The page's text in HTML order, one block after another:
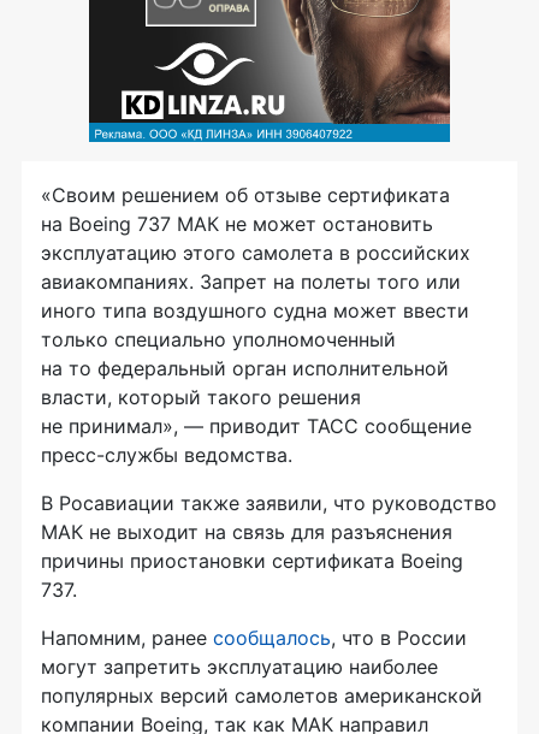
«Своим решением об отзыве сертификата
на Boeing 737 МАК не может остановить
эксплуатацию этого самолета в российских
авиакомпаниях. Запрет на полеты того или
иного типа воздушного судна может ввести
только специально уполномоченный
на то федеральный орган исполнительной
власти, который такого решения
не принимал», — приводит ТАСС сообщение
пресс-службы ведомства.
В Росавиации также заявили, что руководство
МАК не выходит на связь для разъяснения
причины приостановки сертификата Boeing
737.
Напомним, ранее сообщалось, что в России
могут запретить эксплуатацию наиболее
популярных версий самолетов американской
компании Boeing, так как МАК направил